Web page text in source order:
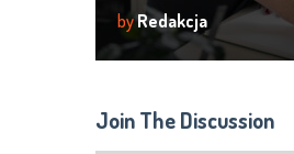
byRedakcja
Join The Discussion